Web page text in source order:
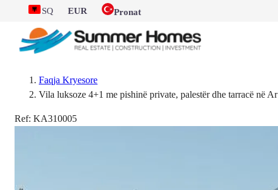
SQ EUR Pronat
Faqja Kryesore
Vila luksoze 4+1 me pishinë private, palestër dhe tarracë në Ar
Ref: KA310005